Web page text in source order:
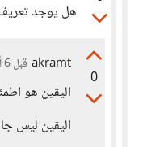
هل يوجد
0
akramt قبل 6 أشهر
اليقين هو
اليقين ليس